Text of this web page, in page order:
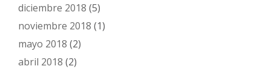
diciembre 2018 (5)
noviembre 2018 (1)
mayo 2018 (2)
abril 2018 (2)